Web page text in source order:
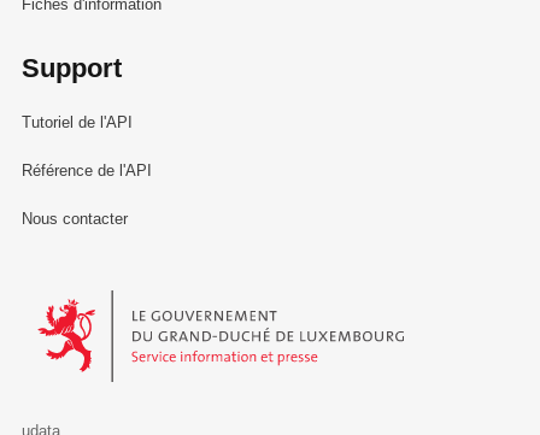
Fiches d'information
Support
Tutoriel de l'API
Référence de l'API
Nous contacter
Le Gouvernement du Grand-Duché de Luxembourg - Service
udata